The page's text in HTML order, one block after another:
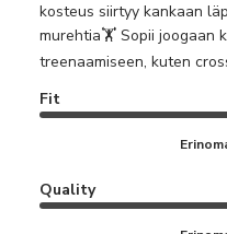
kosteus siirtyy kankaan
murehtia🏋️ Sopii joogaan
treenaamiseen, kuten
Fit
Quality